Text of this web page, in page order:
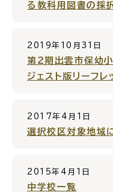
る教科用図書の採
2019年10月31日
第２期出雲市保幼
ジェスト版リーフレ
2017年4月1日
選択校区対象地域
2015年4月1日
中学校一覧